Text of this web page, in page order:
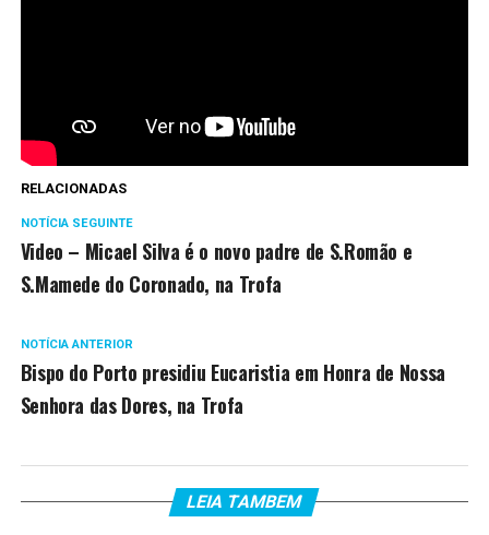
RELACIONADAS
NOTÍCIA SEGUINTE
Video – Micael Silva é o novo padre de S.Romão e
S.Mamede do Coronado, na Trofa
NOTÍCIA ANTERIOR
Bispo do Porto presidiu Eucaristia em Honra de Nossa
Senhora das Dores, na Trofa
LEIA TAMBEM